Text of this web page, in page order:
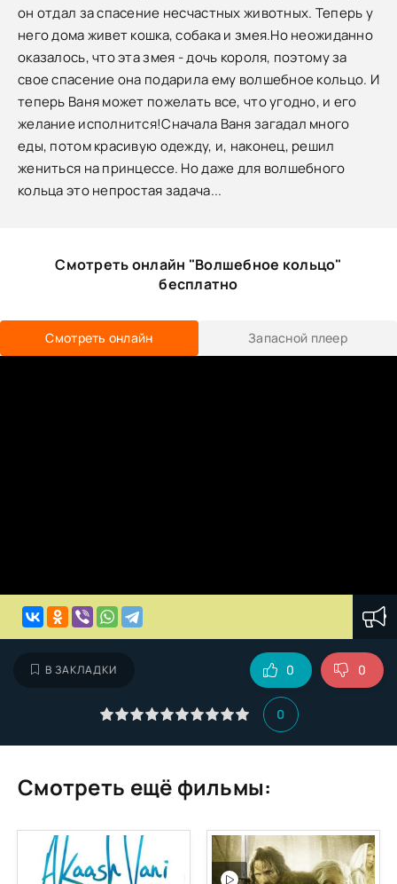
он отдал за спасение несчастных животных. Теперь у
него дома живет кошка, собака и змея.Но неожиданно
оказалось, что эта змея - дочь короля, поэтому за
свое спасение она подарила ему волшебное кольцо. И
теперь Ваня может пожелать все, что угодно, и его
желание исполнится!Сначала Ваня загадал много
еды, потом красивую одежду, и, наконец, решил
жениться на принцессе. Но даже для волшебного
кольца это непростая задача...
Смотреть онлайн "Волшебное кольцо"
бесплатно
Смотреть онлайн Запасной плеер
В ЗАКЛАДКИ
0
0 0
Смотреть ещё фильмы: